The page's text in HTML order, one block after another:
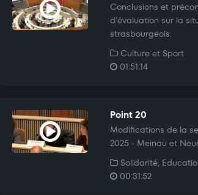
Conclusions et
d'évaluation sur la
strasbourgeois.
Culture et Sport
01:51:14
Point 20
Modifications de la
2025 - Meinau et
Solidarité,
00:31:52